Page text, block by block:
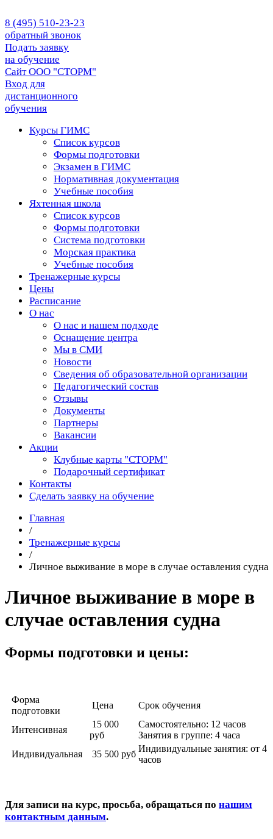
8 (495) 510-23-23
обратный звонок
Подать заявку
на обучение
Сайт ООО "СТОРМ"
Вход для
дистанционного
обучения
Курсы ГИМС
Список курсов
Формы подготовки
Экзамен в ГИМС
Нормативная документация
Учебные пособия
Яхтенная школа
Список курсов
Формы подготовки
Cистема подготовки
Морская практика
Учебные пособия
Тренажерные курсы
Цены
Расписание
О нас
О нас и нашем подходе
Оснащение центра
Мы в СМИ
Новости
Сведения об образовательной организации
Педагогический состав
Отзывы
Документы
Партнеры
Вакансии
Акции
Клубные карты "СТОРМ"
Подарочный сертификат
Контакты
Сделать заявку на обучение
Главная
/
Тренажерные курсы
/
Личное выживание в море в случае оставления судна
Личное выживание в море в
случае оставления судна
Формы подготовки и цены:
Форма
подготовки
Цена Срок обучения
Интенсивная
15 000
руб
Самостоятельно: 12 часов
Занятия в группе: 4 часа
Индивидуальная
35 500 руб
Индивидуальные занятия: от 4
часов
Для записи на курс, просьба, обращаться по нашим
контактным данным.